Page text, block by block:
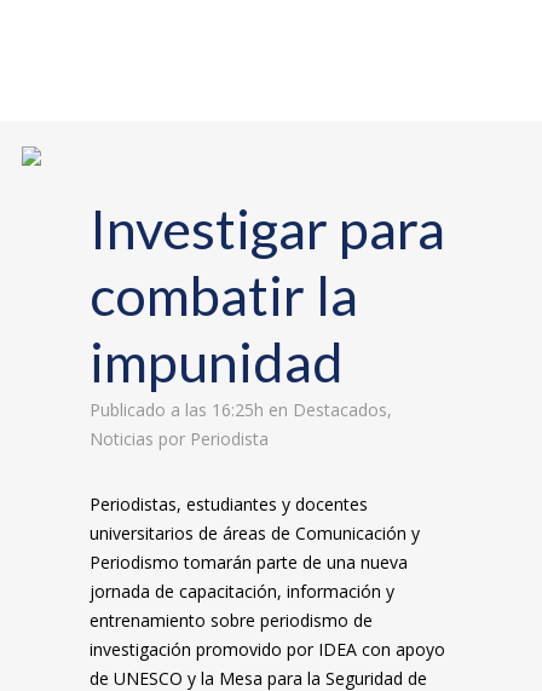
Investigar para
combatir la
impunidad
Publicado a las 16:25h en Destacados,
Noticias por Periodista
Periodistas, estudiantes y docentes
universitarios de áreas de Comunicación y
Periodismo tomarán parte de una nueva
jornada de capacitación, información y
entrenamiento sobre periodismo de
investigación promovido por IDEA con apoyo
de UNESCO y la Mesa para la Seguridad de